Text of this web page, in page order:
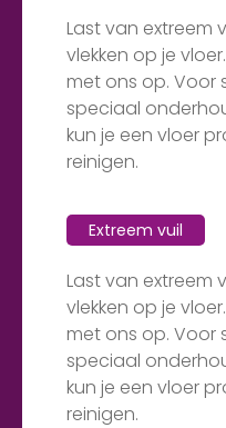
Last van extreem
vlekken op je
met ons op. Voor
speciaal
kun je een vloer
reinigen.
Extreem vuil
Last van extreem
vlekken op je
met ons op. Voor
speciaal
kun je een vloer
reinigen.